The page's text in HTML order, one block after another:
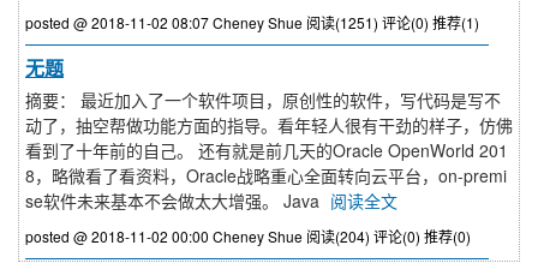
posted @ 2018-11-02 08:07 Cheney Shue 阅读(1251) 评论(0) 推荐(1)
无题
摘要： 最近加入了一个软件项目，原创性的软件，写代码是写不
动了，抽空帮做功能方面的指导。看年轻人很有干劲的样子，仿佛
看到了十年前的自己。 还有就是前几天的Oracle OpenWorld 201
8，略微看了看资料，Oracle战略重心全面转向云平台，on-premi
se软件未来基本不会做太大增强。 Java 阅读全文
posted @ 2018-11-02 00:00 Cheney Shue 阅读(204) 评论(0) 推荐(0)